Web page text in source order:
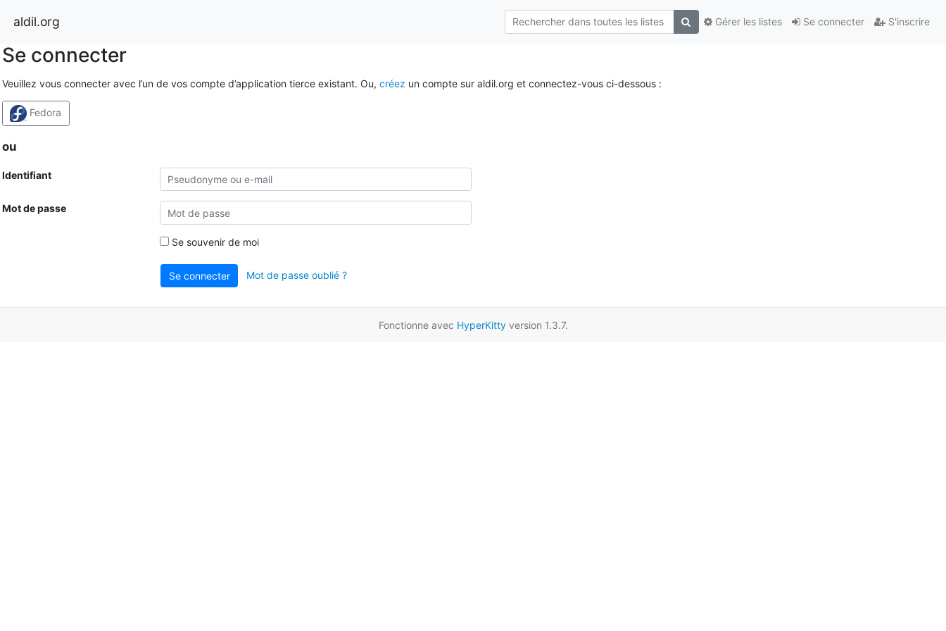
aldil.org Se connecter S'inscrire
Gérer les listes
Se connecter
Veuillez vous connecter avec l’un de vos compte d’application tierce existant. Ou, créez un compte sur aldil.org et connectez-vous ci-dessous :
Fedora
ou
Identifiant
Mot de passe
Se souvenir de moi
Se connecter Mot de passe oublié ?
Fonctionne avec HyperKittyversion 1.3.7.